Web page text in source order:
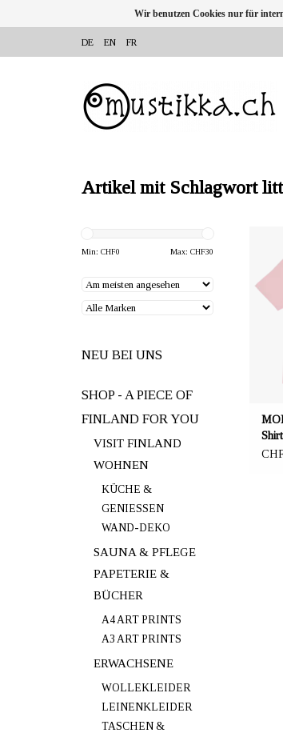
DE EN FR
Artikel mit Schlagwort
Min: CHF0 Max: CHF30
NEU BEI UNS
SHOP - A PIECE OF
FINLAND FOR YOU
VISIT FINLAND
WOHNEN
KÜCHE &
GENIESSEN
WAND-DEKO
SAUNA & PFLEGE
PAPETERIE &
BÜCHER
A4 ART PRINTS
A3 ART PRINTS
ERWACHSENE
WOLLEKLEIDER
LEINENKLEIDER
TASCHEN &
Wir benutzen Cookies nur für